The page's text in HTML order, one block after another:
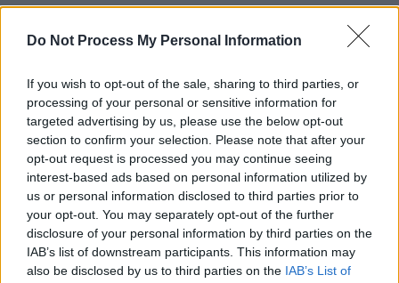
Do Not Process My Personal Information
If you wish to opt-out of the sale, sharing to third parties, or
processing of your personal or sensitive information for
targeted advertising by us, please use the below opt-out
section to confirm your selection. Please note that after your
opt-out request is processed you may continue seeing
interest-based ads based on personal information utilized by
us or personal information disclosed to third parties prior to
your opt-out. You may separately opt-out of the further
disclosure of your personal information by third parties on the
IAB’s list of downstream participants. This information may
also be disclosed by us to third parties on the IAB’s List of
Σχετικά με το τι σηματοδοτεί η κάθοδος της
Chevron στον διαγωνισμό για έρευνες
σχήμα με τηHelleniq Energy, υπάρχουν
σημαντικά οφέλη.Κυβερνητικές πηγές
σημειώνουν πως εκτός από τα
πολλαπλασιαστικά οφέλη για την ελληνική
οικονομία και τα σημαντικά δημόσια έσοδα
από δικαιώματα εκμετάλλευσης και
φορολογίας που θα έρθουν σε περίπτωση
θετικών αποτελεσμάτων από τα πιθανά